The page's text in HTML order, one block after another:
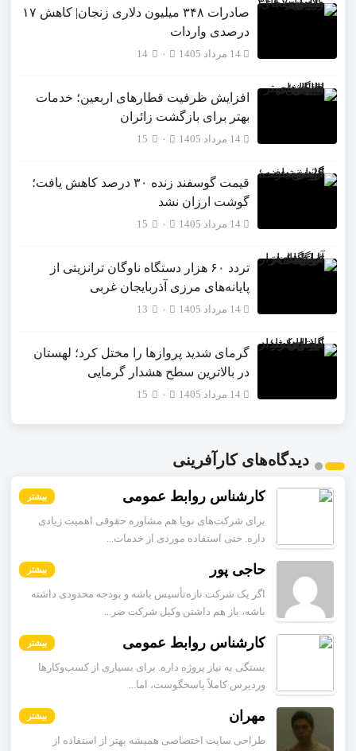
صادرات ۳۴۸ میلیون دلاری زنجان| ‌کاهش ۱۷
درصدی واردات
14 مرداد 1405 14
افزایش ظرفیت قطارهای اربعین؛ خدمات
بهتر برای بازگشت زائران
14 مرداد 1405 15
قیمت گوسفند زنده ۳۰ درصد کاهش یافت؛
گوشت ارزان نشد
14 مرداد 1405 15
تردد ۶۰ هزار دستگاه ناوگان ترانزیتی از
پایانه‌های مرزی آذربایجان ‌غربی
14 مرداد 1405 13
گرمای شدید پروازها را مختل کرد؛ لهستان
در بالاترین سطح هشدار گرمایی
14 مرداد 1405 15
دیدگاه‌های کارآفرینی
کارشناس روابط عمومی بیشتر
برای شرکت‌های نوپا هم مشاوره حقوقی اهمیت زیادی
داره. حتی استفاده موردی از خدمات...
حاجی پور بیشتر
اگر یک شرکت تازه‌تأسیس باشه و بودجه محدودی داشته
باشه، باز هم داشتن وکیل شرکت ضر...
کارشناس روابط عمومی بیشتر
بستگی به نیاز پروژه داره. برای بسیاری از کسب‌وکارها
وردپرس کاملاً پاسخگوست، اما...
مهران بیشتر
طراحی سایت اختصاصی همیشه بهتر از استفاده از